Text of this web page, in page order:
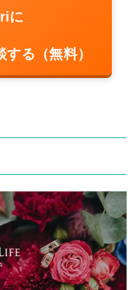
に
る（無料）